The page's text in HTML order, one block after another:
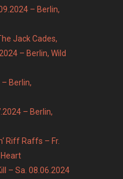
– Berlin,
Jack Cades,
– Berlin, Wild
Berlin,
– Berlin,
Riff Raffs – Fr.
– Sa. 08.06.2024